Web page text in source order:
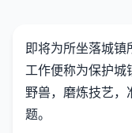
即将为所坐落城镇
工作便称为保护
野兽，磨炼技艺，
题。